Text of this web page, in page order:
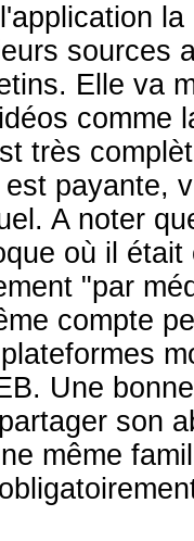
sources
Elle va
comme
très
payante,
A noter
où il était
"par
compte
Une
son
même